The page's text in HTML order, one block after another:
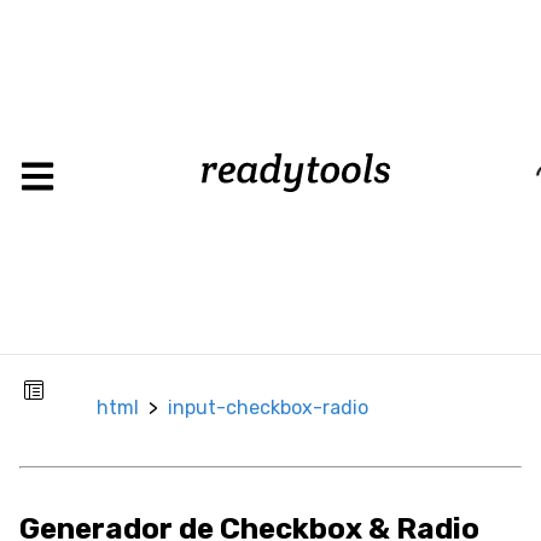
Imagen de
Box
Borde
html > input-checkbox-radio
Generador de Checkbox & Radio